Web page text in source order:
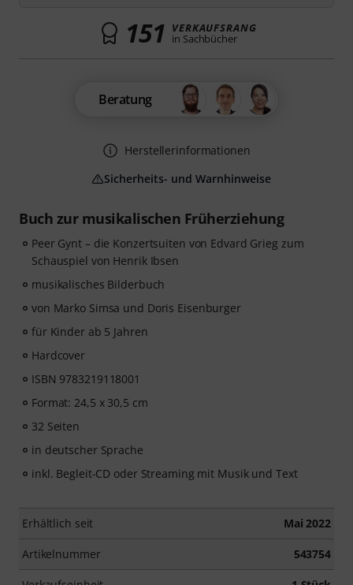
Buch zur musikalischen Früherziehung
Peer Gynt – die Konzertsuiten von Edvard Grieg zum
Schauspiel von Henrik Ibsen
musikalisches Bilderbuch
von Marko Simsa und Doris Eisenburger
für Kinder ab 5 Jahren
Hardcover
ISBN 9783219118001
Format: 24,5 x 30,5 cm
32 Seiten
in deutscher Sprache
inkl. Begleit-CD oder Streaming mit Musik und Text
Erhältlich seit Mai 2022
Artikelnummer 543754
151 VERKAUFSRANG
in Sachbücher
Beratung
Herstellerinformationen
Sicherheits- und Warnhinweise